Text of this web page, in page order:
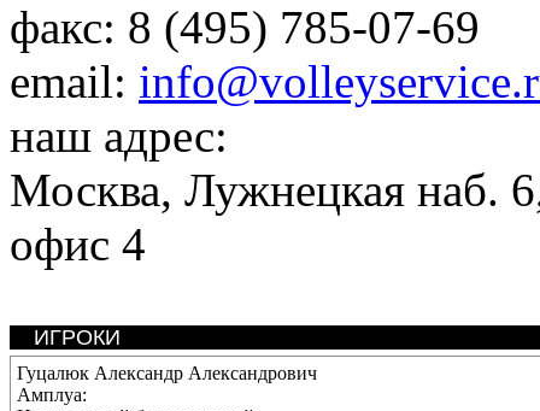
факс: 8 (495) 785-07-69
email:
наш адрес:
Москва, Лужнецкая наб.
офис 4
ИГРОКИ
Гуцалюк Александр Александрович
Амплуа: